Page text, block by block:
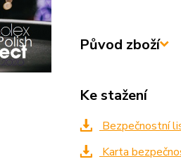
Původ zboží
Ke stažení
Bezpečnostní
Karta